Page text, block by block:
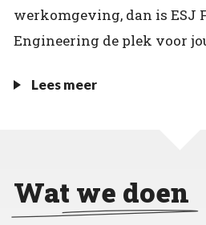
werkomgeving, dan is ESJ
Engineering de plek voor
Lees meer
Wat we doen